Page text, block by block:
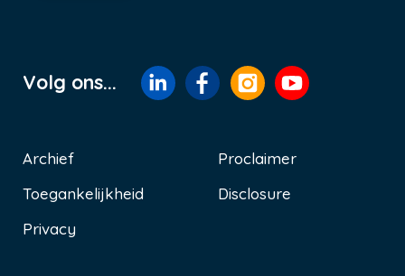
Volg ons...
Voet
Archief
Toegankelijkheid
Privacy
Proclaimer
Disclosure